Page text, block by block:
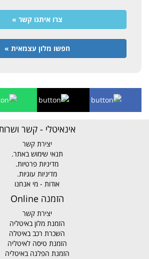
צרו איתנו קשר »
חפשו מלון עצמאית »
אינאיטלי - קשר
יצירת קשר
תנאי שימוש באתר.
מדיניות פרטיות.
מדיניות עוגיות.
אודות - מי אנחנו
הזמנה Online
יצירת קשר
הזמנת מלון באיטליה
השכרת רכב באיטלה
הזמנת טיסה לאיטליה
הזמנת הפלגה באיטליה